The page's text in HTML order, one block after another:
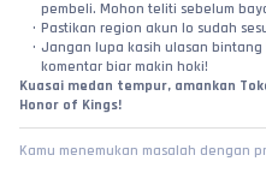
pembeli. Mohon teliti sebelum
Pastikan region akun lo sudah
Jangan lupa kasih ulasan bintang
komentar biar makin hoki!
Kuasai medan tempur, amankan
Honor of Kings!
Kamu menemukan masalah dengan